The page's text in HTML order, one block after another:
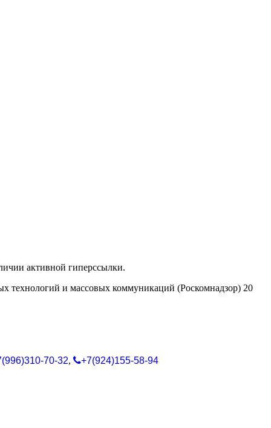
активной гиперссылки.
технологий и массовых коммуникаций (Роскомнадзор) 20
70-32, +7(924)155-58-94